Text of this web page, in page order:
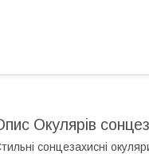
Окулярів
сонцезахисні